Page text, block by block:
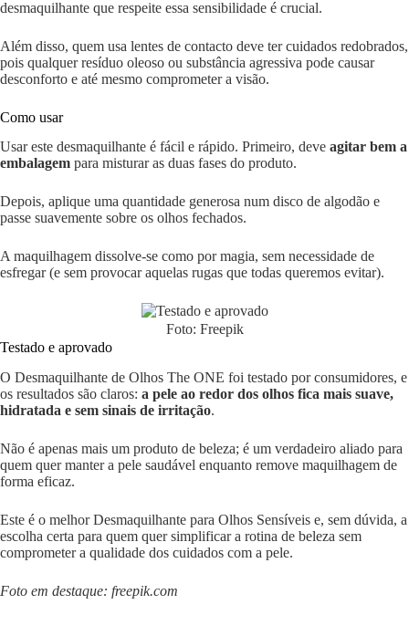
desmaquilhante que respeite essa sensibilidade é crucial.
Além disso, quem usa lentes de contacto deve ter cuidados redobrados,
pois qualquer resíduo oleoso ou substância agressiva pode causar
desconforto e até mesmo comprometer a visão.
Como usar
Usar este desmaquilhante é fácil e rápido. Primeiro, deve agitar bem a
embalagem para misturar as duas fases do produto.
Depois, aplique uma quantidade generosa num disco de algodão e
passe suavemente sobre os olhos fechados.
A maquilhagem dissolve-se como por magia, sem necessidade de
esfregar (e sem provocar aquelas rugas que todas queremos evitar).
Foto: Freepik
Testado e aprovado
O Desmaquilhante de Olhos The ONE foi testado por consumidores, e
os resultados são claros: a pele ao redor dos olhos fica mais suave,
hidratada e sem sinais de irritação.
Não é apenas mais um produto de beleza; é um verdadeiro aliado para
quem quer manter a pele saudável enquanto remove maquilhagem de
forma eficaz.
Este é o melhor Desmaquilhante para Olhos Sensíveis e, sem dúvida, a
escolha certa para quem quer simplificar a rotina de beleza sem
comprometer a qualidade dos cuidados com a pele.
Foto em destaque: freepik.com